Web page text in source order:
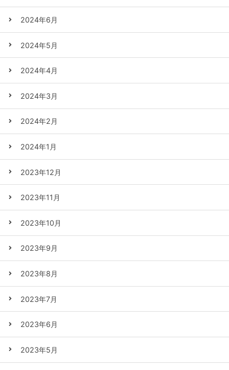
2024年6月
2024年5月
2024年4月
2024年3月
2024年2月
2024年1月
2023年12月
2023年11月
2023年10月
2023年9月
2023年8月
2023年7月
2023年6月
2023年5月